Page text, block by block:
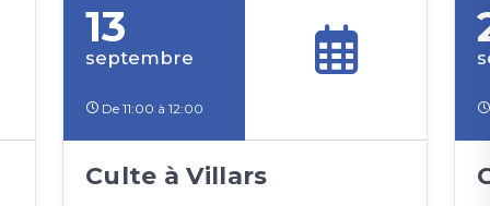
13
septembre
De 11:00 à 12:00
Culte à Villars